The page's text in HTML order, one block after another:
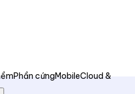
Phần cứngMobileCloud &